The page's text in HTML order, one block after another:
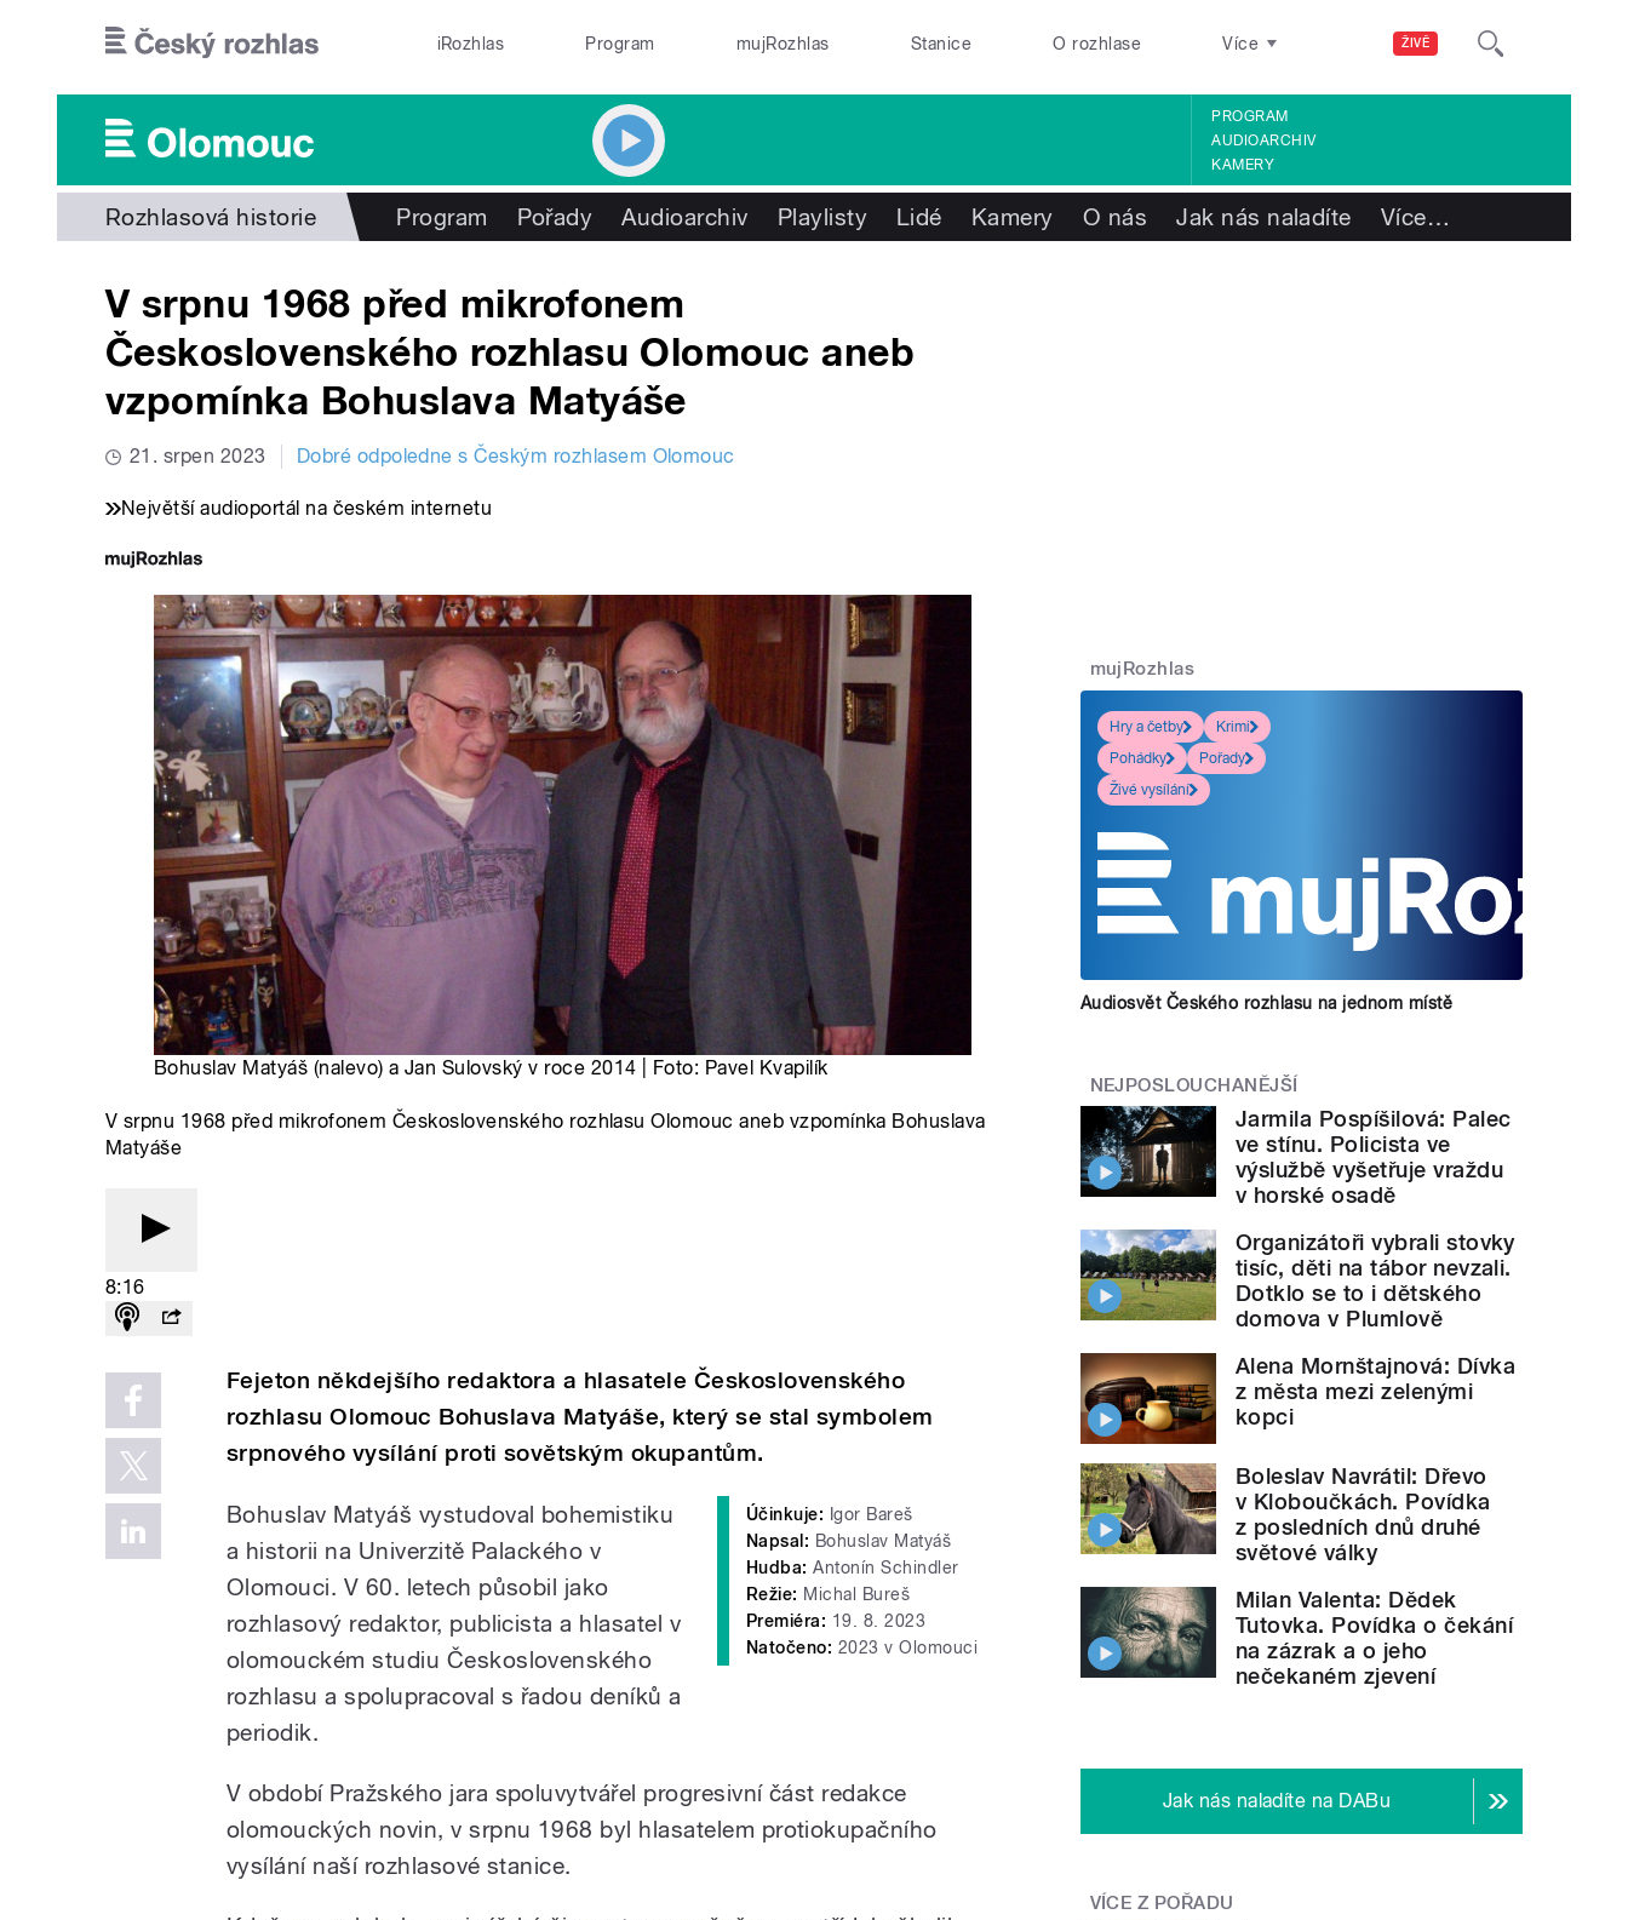
ŽIVĚ
iRozhlas Program mujRozhlas Stanice O rozhlase Více
PROGRAM
AUDIOARCHIV
KAMERY
Rozhlasová historie Program Pořady Audioarchiv Playlisty Lidé Kamery O nás Jak nás naladíte Více…
V srpnu 1968 před mikrofonem
Československého rozhlasu Olomouc aneb
vzpomínka Bohuslava Matyáše
21. srpen 2023 Dobré odpoledne s Českým rozhlasem Olomouc
Největší audioportál na českém internetu
Bohuslav Matyáš (nalevo) a Jan Sulovský v roce 2014 | Foto: Pavel Kvapilík
V srpnu 1968 před mikrofonem Československého rozhlasu Olomouc aneb vzpomínka Bohuslava
Matyáše
8:16
Fejeton někdejšího redaktora a hlasatele Československého
rozhlasu Olomouc Bohuslava Matyáše, který se stal symbolem
srpnového vysílání proti sovětským okupantům.
Účinkuje: Igor Bareš
Napsal: Bohuslav Matyáš
Hudba: Antonín Schindler
Režie: Michal Bureš
Premiéra: 19. 8. 2023
Natočeno: 2023 v Olomouci
Bohuslav Matyáš vystudoval bohemistiku
a historii na Univerzitě Palackého v
Olomouci. V 60. letech působil jako
rozhlasový redaktor, publicista a hlasatel v
olomouckém studiu Československého
rozhlasu a spolupracoval s řadou deníků a
periodik.
V období Pražského jara spoluvytvářel progresivní část redakce
olomouckých novin, v srpnu 1968 byl hlasatelem protiokupačního
vysílání naší rozhlasové stanice.
mujRozhlas
Hry a četby
Krimi
Pohádky
Pořady
Živé vysílání
Audiosvět Českého rozhlasu na jednom místě
NEJPOSLOUCHANĚJŠÍ
Jarmila Pospíšilová: Palec
ve stínu. Policista ve
výslužbě vyšetřuje vraždu
v horské osadě
Organizátoři vybrali stovky
tisíc, děti na tábor nevzali.
Dotklo se to i dětského
domova v Plumlově
Alena Mornštajnová: Dívka
z města mezi zelenými
kopci
Boleslav Navrátil: Dřevo
v Kloboučkách. Povídka
z posledních dnů druhé
světové války
Milan Valenta: Dědek
Tutovka. Povídka o čekání
na zázrak a o jeho
nečekaném zjevení
Jak nás naladíte na DABu
VÍCE Z POŘADU